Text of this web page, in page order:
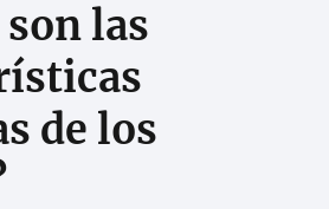
son las
de los